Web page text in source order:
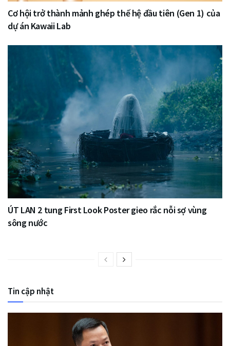
Cơ hội trở thành mảnh ghép thế hệ đầu tiên (Gen 1) của
dự án Kawaii Lab
ÚT LAN 2 tung First Look Poster gieo rắc nỗi sợ vùng
sông nước
Tin cập nhật